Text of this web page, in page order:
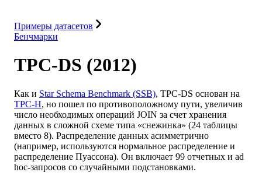
Примеры датасетов
Бенчмарки
TPC-DS (2012)
Как и Star Schema Benchmark (SSB), TPC-DS основан на
TPC-H, но пошел по противоположному пути, увеличив
число необходимых операций JOIN за счет хранения
данных в сложной схеме типа «снежинка» (24 таблицы
вместо 8). Распределение данных асимметрично
(например, используются нормальное распределение и
распределение Пуассона). Он включает 99 отчетных и ad
hoc-запросов со случайными подстановками.